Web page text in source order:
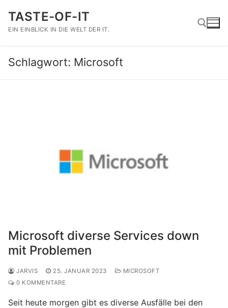
Inhalt
springen
TASTE-OF-IT
EIN EINBLICK IN DIE WELT DER IT.
Suchen nach:
Schlagwort: Microsoft
Microsoft diverse Services down
mit Problemen
JARVIS 25. JANUAR 2023
MICROSOFT
0 KOMMENTARE
Seit heute morgen gibt es diverse Ausfälle bei den